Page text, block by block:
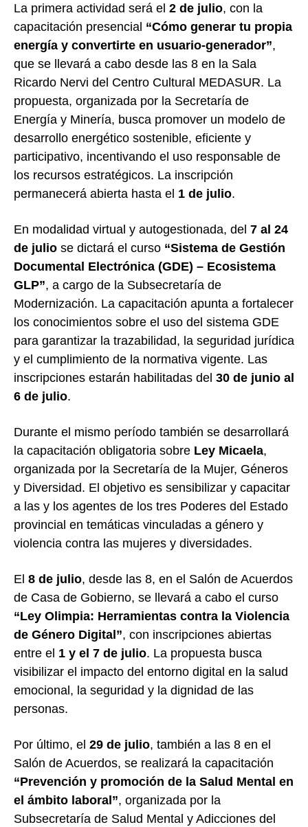
La primera actividad será el 2 de julio, con la
capacitación presencial “Cómo generar tu propia
energía y convertirte en usuario-generador”,
que se llevará a cabo desde las 8 en la Sala
Ricardo Nervi del Centro Cultural MEDASUR. La
propuesta, organizada por la Secretaría de
Energía y Minería, busca promover un modelo de
desarrollo energético sostenible, eficiente y
participativo, incentivando el uso responsable de
los recursos estratégicos. La inscripción
permanecerá abierta hasta el 1 de julio.
En modalidad virtual y autogestionada, del 7 al 24
de julio se dictará el curso “Sistema de Gestión
Documental Electrónica (GDE) – Ecosistema
GLP”, a cargo de la Subsecretaría de
Modernización. La capacitación apunta a fortalecer
los conocimientos sobre el uso del sistema GDE
para garantizar la trazabilidad, la seguridad jurídica
y el cumplimiento de la normativa vigente. Las
inscripciones estarán habilitadas del 30 de junio al
6 de julio.
Durante el mismo período también se desarrollará
la capacitación obligatoria sobre Ley Micaela,
organizada por la Secretaría de la Mujer, Géneros
y Diversidad. El objetivo es sensibilizar y capacitar
a las y los agentes de los tres Poderes del Estado
provincial en temáticas vinculadas a género y
violencia contra las mujeres y diversidades.
El 8 de julio, desde las 8, en el Salón de Acuerdos
de Casa de Gobierno, se llevará a cabo el curso
“Ley Olimpia: Herramientas contra la Violencia
de Género Digital”, con inscripciones abiertas
entre el 1 y el 7 de julio. La propuesta busca
visibilizar el impacto del entorno digital en la salud
emocional, la seguridad y la dignidad de las
personas.
Por último, el 29 de julio, también a las 8 en el
Salón de Acuerdos, se realizará la capacitación
“Prevención y promoción de la Salud Mental en
el ámbito laboral”, organizada por la
Subsecretaría de Salud Mental y Adicciones del